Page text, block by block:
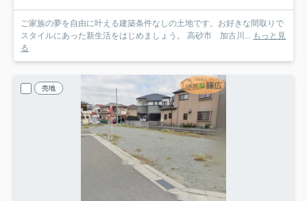
ご家族の夢を自由に叶える建築条件なしの土地です。お好きな間取りで
スタイルにあった新生活をはじめましょう。 高砂市 加古川...
もっと見
る
売地